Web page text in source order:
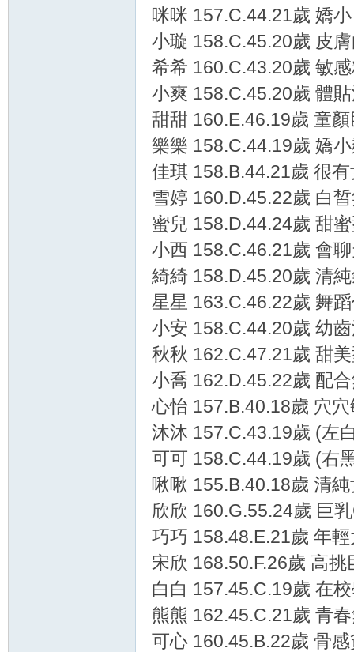
咪咪 157.C.44.21歲 嬌
小璇 158.C.45.20歲 皮
希希 160.C.43.20歲 敏
小爽 158.C.45.20歲 體
甜甜 160.E.46.19歲 童
樂樂 158.C.44.19歲 嬌
佳琪 158.B.44.21歲 很
雪婷 160.D.45.22歲 白
蜜兒 158.D.44.24歲 甜
小西 158.C.46.21歲 會
綺綺 158.D.45.20歲 清
星星 163.C.46.22歲 舞
小安 158.C.44.20歲 幼
秋秋 162.C.47.21歲 甜
小喬 162.D.45.22歲 配
心怡 157.B.40.18歲 穴
沐沐 157.C.43.19歲 (左
可可 158.C.44.19歲 (右
啾啾 155.B.40.18歲 清
欣欣 160.G.55.24歲 巨
巧巧 158.48.E.21歲 年
宋欣 168.50.F.26歲 高挑
白白 157.45.C.19歲 在
熊熊 162.45.C.21歲 青
可心 160.45.B.22歲 骨